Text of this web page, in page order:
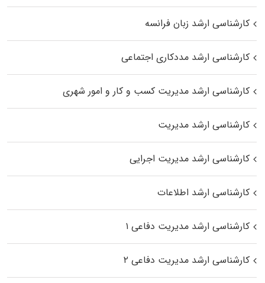
کارشناسی ارشد زبان فرانسه
کارشناسی ارشد مددکاری اجتماعی
کارشناسی ارشد مدیریت کسب و کار و امور شهری
کارشناسی ارشد مدیریت
کارشناسی ارشد مدیریت اجرایی
کارشناسی ارشد اطلاعات
کارشناسی ارشد مدیریت دفاعی ۱
کارشناسی ارشد مدیریت دفاعی ۲